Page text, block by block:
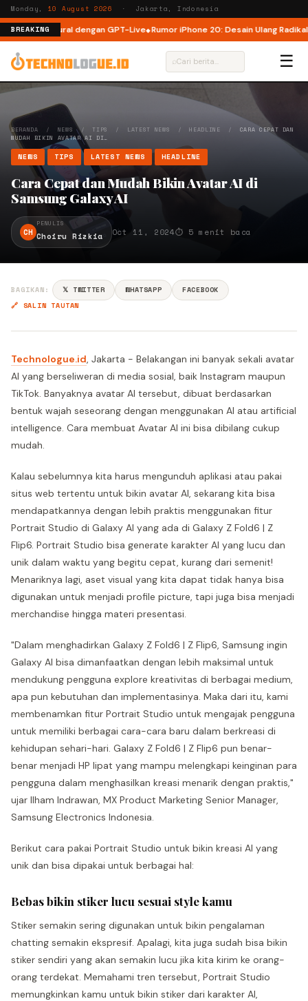
Monday, 10 August 2026 · Jakarta, Indonesia
BREAKING
Natural dengan GPT-Live Rumor iPhone 20: Desain Ulang Radikal
⌕ ☰
BERANDA / NEWS /TIPS / LATEST NEWS /HEADLINE / CARA CEPAT DAN
MUDAH BIKIN AVATAR AI DI…
NEWS TIPS LATEST NEWS HEADLINE
Cara Cepat dan Mudah Bikin Avatar AI di
Samsung Galaxy AI
CH
PENULIS
Choiru Rizkia Oct 11, 2024⏱ 5 menit baca
BAGIKAN: 𝕏 TWITTER WHATSAPP
FACEBOOK
🔗 SALIN TAUTAN
Technologue.id, Jakarta - Belakangan ini banyak sekali avatar
AI yang berseliweran di media sosial, baik Instagram maupun
TikTok. Banyaknya avatar AI tersebut, dibuat berdasarkan
bentuk wajah seseorang dengan menggunakan AI atau artificial
intelligence. Cara membuat Avatar AI ini bisa dibilang cukup
mudah.
Kalau sebelumnya kita harus mengunduh aplikasi atau pakai
situs web tertentu untuk bikin avatar AI, sekarang kita bisa
mendapatkannya dengan lebih praktis menggunakan fitur
Portrait Studio di Galaxy AI yang ada di Galaxy Z Fold6 | Z
Flip6. Portrait Studio bisa generate karakter AI yang lucu dan
unik dalam waktu yang begitu cepat, kurang dari semenit!
Menariknya lagi, aset visual yang kita dapat tidak hanya bisa
digunakan untuk menjadi profile picture, tapi juga bisa menjadi
merchandise hingga materi presentasi.
"Dalam menghadirkan Galaxy Z Fold6 | Z Flip6, Samsung ingin
Galaxy AI bisa dimanfaatkan dengan lebih maksimal untuk
mendukung pengguna explore kreativitas di berbagai medium,
apa pun kebutuhan dan implementasinya. Maka dari itu, kami
membenamkan fitur Portrait Studio untuk mengajak pengguna
untuk memiliki berbagai cara-cara baru dalam berkreasi di
kehidupan sehari-hari. Galaxy Z Fold6 | Z Flip6 pun benar-
benar menjadi HP lipat yang mampu melengkapi keinginan para
pengguna dalam menghasilkan kreasi menarik dengan praktis,"
ujar Ilham Indrawan, MX Product Marketing Senior Manager,
Samsung Electronics Indonesia.
Berikut cara pakai Portrait Studio untuk bikin kreasi AI yang
unik dan bisa dipakai untuk berbagai hal:
Bebas bikin stiker lucu sesuai style kamu
Stiker semakin sering digunakan untuk bikin pengalaman
chatting semakin ekspresif. Apalagi, kita juga sudah bisa bikin
stiker sendiri yang akan semakin lucu jika kita kirim ke orang-
orang terdekat. Memahami tren tersebut, Portrait Studio
memungkinkan kamu untuk bikin stiker dari karakter AI,